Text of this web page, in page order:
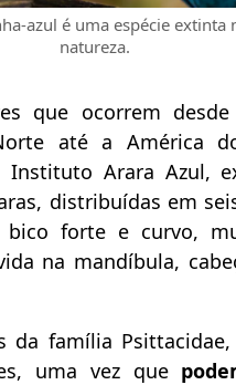
azul é uma espécie extinta
natureza.
que ocorrem
até a América
Instituto Arara Azul,
distribuídas em
bico forte e curvo,
na mandíbula,
da família
uma vez que